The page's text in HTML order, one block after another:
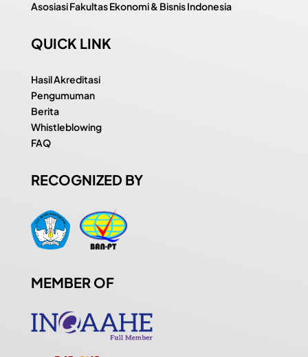
Asosiasi Fakultas Ekonomi & Bisnis Indonesia
QUICK LINK
Hasil Akreditasi
Pengumuman
Berita
Whistleblowing
FAQ
RECOGNIZED BY
MEMBER OF